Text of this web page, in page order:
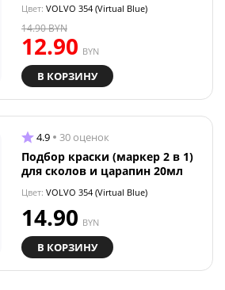
Цвет: VOLVO 354 (Virtual Blue)
12.90 BYN
14.90BYN
В КОРЗИНУ
4.9 30 оценок
Подбор краски (маркер 2 в 1)
для сколов и царапин 20мл
Цвет: VOLVO 354 (Virtual Blue)
14.90 BYN
В КОРЗИНУ